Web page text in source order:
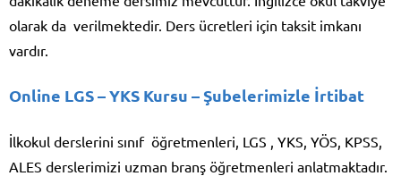
olarak da verilmektedir. Ders ücretleri için taksit imkanı
vardır.
Online LGS – YKS Kursu – Şubelerimizle İrtibat
İlkokul derslerini sınıf öğretmenleri, LGS , YKS, YÖS, KPSS,
ALES derslerimizi uzman branş öğretmenleri anlatmaktadır.